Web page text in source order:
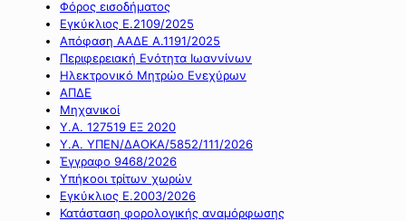
Φόρος εισοδήματος
Εγκύκλιος Ε.2109/2025
Απόφαση ΑΑΔΕ Α.1191/2025
Περιφερειακή Ενότητα Ιωαννίνων
Ηλεκτρονικό Μητρώο Ενεχύρων
ΑΠΔΕ
Μηχανικοί
Υ.Α. 127519 ΕΞ 2020
Υ.Α. ΥΠΕΝ/ΔΑΟΚΑ/5852/111/2026
Έγγραφο 9468/2026
Υπήκοοι τρίτων χωρών
Εγκύκλιος Ε.2003/2026
Κατάσταση φορολογικής αναμόρφωσης